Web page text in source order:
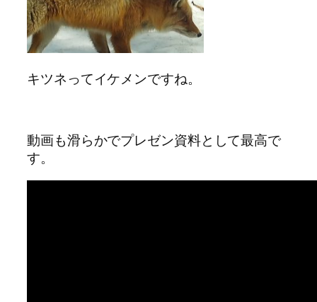
キツネってイケメンですね。
動画も滑らかでプレゼン資料として最高で
す。